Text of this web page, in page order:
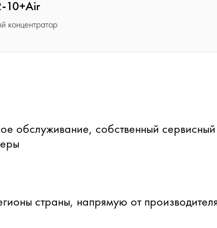
10+Air
концентратор
обслуживание, собственный сервисный
страны, напрямую от